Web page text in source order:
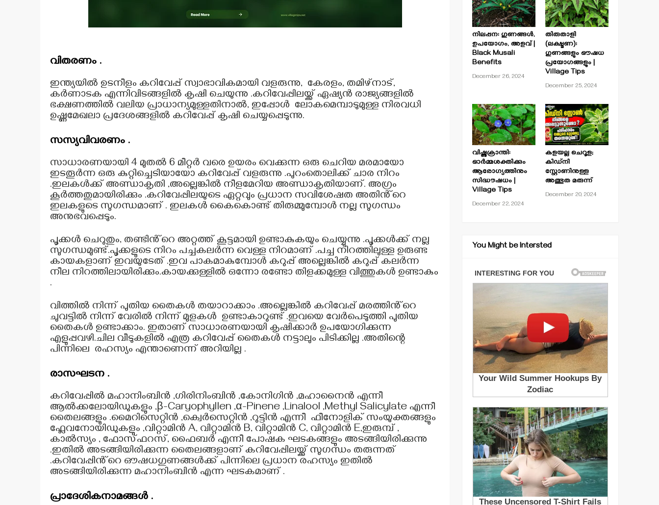
വിതരണം .
ഇന്ത്യയിൽ ഉടനീളം കറിവേപ്പ് സ്വാഭാവികമായി വളരുന്നു, കേരളം, തമിഴ്‌നാട്,
കർണാടക എന്നിവിടങ്ങളിൽ കൃഷി ചെയുന്നു .കറിവേപ്പിലയ്ക്ക് ഏഷ്യൻ രാജ്യങ്ങളിൽ
ഭക്ഷണത്തിൽ വലിയ പ്രാധാന്യമുള്ളതിനാൽ, ഇപ്പോൾ ലോകമെമ്പാടുമുള്ള നിരവധി
ഉഷ്ണമേഖലാ പ്രദേശങ്ങളിൽ കറിവേപ്പ് കൃഷി ചെയ്യപ്പെടുന്നു.
സസ്യവിവരണം .
സാധാരണയായി 4 മുതൽ 6 മീറ്റർ വരെ ഉയരം വെക്കുന്ന ഒരു ചെറിയ മരമായോ
ഇടതൂർന്ന ഒരു കുറ്റിച്ചെടിയായോ കറിവേപ്പ് വളരുന്നു .പുറംതൊലിക്ക് ചാര നിറം
.ഇലകൾക്ക് അണ്ഡാകൃതി ,അല്ലെങ്കിൽ നീളമേറിയ അണ്ഡാകൃതിയാണ്. അഗ്രം
കൂർത്തതുമായിരിക്കും .കറിവേപ്പിലയുടെ ഏറ്റവും പ്രധാന സവിശേഷത അതിൻ്റെ
ഇലകളുടെ സുഗന്ധമാണ് . ഇലകൾ കൈകൊണ്ട് തിരുമ്മുമ്പോൾ നല്ല സുഗന്ധം
അനുഭവപ്പെടും.
പൂക്കൾ ചെറുതും, തണ്ടിൻ്റെ അറ്റത്ത് കൂട്ടമായി ഉണ്ടാകുകയും ചെയ്യുന്നു .പൂക്കൾക്ക് നല്ല
സുഗന്ധമുണ്ട്.പൂക്കളുടെ നിറം പച്ചകലർന്ന വെള്ള നിറമാണ് .പച്ച നിറത്തിലുള്ള ഉരുണ്ട
കായകളാണ് ഇവയുടേത് .ഇവ പാകമാകുമ്പോൾ കറുപ്പ് അല്ലെങ്കിൽ കറുപ്പ് കലർന്ന
നീല നിറത്തിലായിരിക്കും.കായക്കുള്ളിൽ ഒന്നോ രണ്ടോ തിളക്കമുള്ള വിത്തുകൾ ഉണ്ടാകും
.
വിത്തിൽ നിന്ന് പുതിയ തൈകൾ തയാറാക്കാം .അല്ലെങ്കിൽ കറിവേപ്പ് മരത്തിൻ്റെ
ചുവട്ടിൽ നിന്ന് വേരിൽ നിന്ന് മുളകൾ ഉണ്ടാകാറുണ്ട് .ഇവയെ വേർപെടുത്തി പുതിയ
തൈകൾ ഉണ്ടാക്കാം. ഇതാണ് സാധാരണയായി കൃഷിക്കാർ ഉപയോഗിക്കുന്ന
എളുപ്പവഴി.ചില വീടുകളിൽ എത്ര കറിവേപ്പ് തൈകൾ നട്ടാലും പിടിക്കില്ല .അതിന്റെ
പിന്നിലെ രഹസ്യം എന്താണെന്ന് അറിയില്ല .
രാസഘടന .
കറിവേപ്പിൽ മഹാനിംബിൻ ,ഗിരിനിംബിൻ ,കോനിഗിൻ ,മഹാനൈൻ എന്നീ
ആൽക്കലോയിഡുകളും ,β-Caryophyllen ,α-Pinene ,Linalool ,Methyl Salicylate എന്നീ
തൈലങ്ങളും .മൈറിസെറ്റിൻ ,ക്വെർസെറ്റിൻ ,റുട്ടിൻ എന്നീ ഫീനോളിക് സംയുക്തങ്ങളും
ഫ്ലേവനോയിഡുകളും ,വിറ്റാമിൻ A, വിറ്റാമിൻ B, വിറ്റാമിൻ C, വിറ്റാമിൻ E,ഇരുമ്പ് ,
കാൽസ്യം , ഫോസ്ഫറസ്, ഫൈബർ എന്നീ പോഷക ഘടകങ്ങളും അടങ്ങിയിരിക്കുന്നു
.ഇതിൽ അടങ്ങിയിരിക്കുന്ന തൈലങ്ങളാണ് കറിവേപ്പിലയ്ക്ക് സുഗന്ധം തരുന്നത്
.കറിവേപ്പിൻ്റെ ഔഷധഗുണങ്ങൾക്ക് പിന്നിലെ പ്രധാന രഹസ്യം ഇതിൽ
അടങ്ങിയിരിക്കുന്ന മഹാനിംബിൻ എന്ന ഘടകമാണ് .
പ്രാദേശികനാമങ്ങൾ .
നിലപ്പന: ഗുണങ്ങൾ,
ഉപയോഗം, അളവ് |
Black Musali
Benefits
December 26, 2024
തിരുതാളി
(ലക്ഷ്മണ):
ഗുണങ്ങളും ഔഷധ
പ്രയോഗങ്ങളും |
Village Tips
December 25, 2024
വിഷ്ണുക്രാന്തി:
ഓർമ്മശക്തിക്കും
ആരോഗ്യത്തിനും
സിദ്ധൗഷധം |
Village Tips
December 22, 2024
കളയല്ല ചെറൂള;
കിഡ്നി
സ്റ്റോണിനുള്ള
അത്ഭുത മരുന്ന്
December 20, 2024
You Might be Intersted